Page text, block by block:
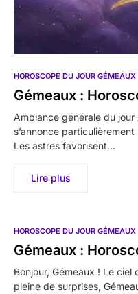
HOROSCOPE DU JOUR GÉMEAUX
Gémeaux :
Ambiance générale du
s’annonce
Les astres favorisent…
Lire plus
HOROSCOPE DU JOUR GÉMEAUX
Gémeaux :
Bonjour, Gémeaux ! Le ciel
pleine de surprises,